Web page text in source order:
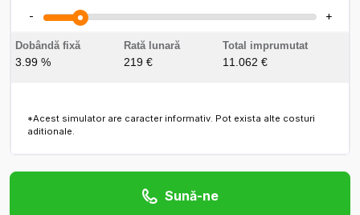
- +
Dobândă fixă
3.99 %
Rată lunară
219 €
Total imprumutat
11.062 €
*Acest simulator are caracter informativ. Pot exista alte costuri
aditionale.
Sună-ne